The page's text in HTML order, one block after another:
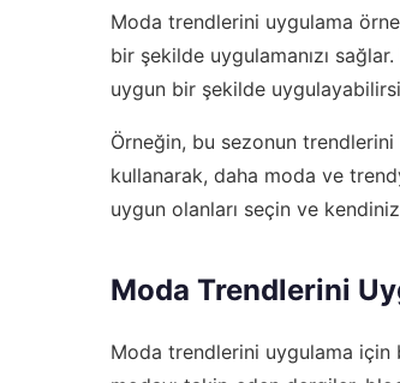
Moda trendlerini uygulama
bir şekilde uygulamanızı
uygun bir şekilde
Örneğin, bu sezonun trendlerini
kullanarak, daha moda ve
uygun olanları seçin ve
Moda Trendlerini
Moda trendlerini uygulama için